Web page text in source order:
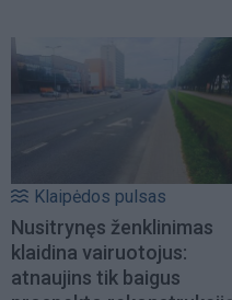
Klaipėdos pulsas
Nusitrynęs ženklinimas
klaidina vairuotojus:
atnaujins tik baigus